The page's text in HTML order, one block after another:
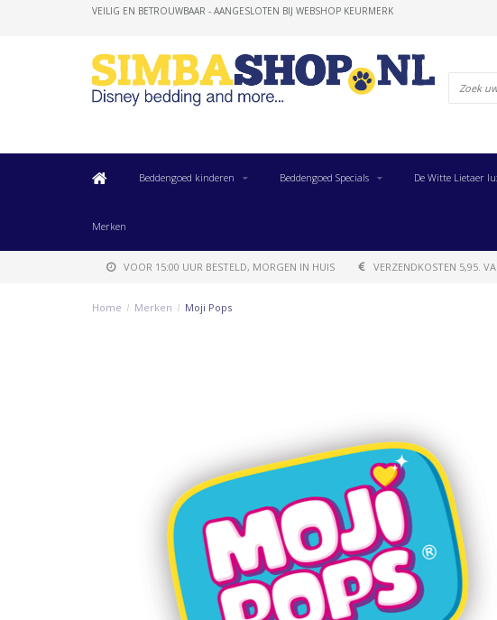
VEILIG EN BETROUWBAAR - AANGESLOTEN BIJ WEBSHOP KEURMERK
Beddengoed kinderen Beddengoed Specials De Witte Lietaer
Merken
VOOR 15:00 UUR BESTELD, MORGEN IN HUIS VERZENDKOSTEN 5,95.
Home / Merken / Moji Pops